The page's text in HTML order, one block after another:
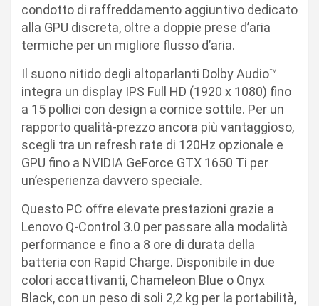
condotto di raffreddamento aggiuntivo dedicato
alla GPU discreta, oltre a doppie prese d’aria
termiche per un migliore flusso d’aria.
Il suono nitido degli altoparlanti Dolby Audio™
integra un display IPS Full HD (1920 x 1080) fino
a 15 pollici con design a cornice sottile. Per un
rapporto qualità-prezzo ancora più vantaggioso,
scegli tra un refresh rate di 120Hz opzionale e
GPU fino a NVIDIA GeForce GTX 1650 Ti per
un’esperienza davvero speciale.
Questo PC offre elevate prestazioni grazie a
Lenovo Q-Control 3.0 per passare alla modalità
performance e fino a 8 ore di durata della
batteria con Rapid Charge. Disponibile in due
colori accattivanti, Chameleon Blue o Onyx
Black, con un peso di soli 2,2 kg per la portabilità,